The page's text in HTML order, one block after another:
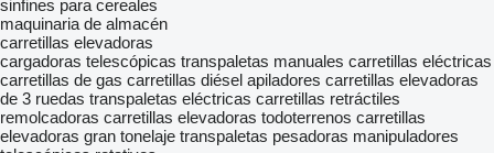
sinfines para cereales
maquinaria de almacén
carretillas elevadoras
cargadoras telescópicas transpaletas manuales carretillas eléctricas
carretillas de gas carretillas diésel apiladores carretillas elevadoras
de 3 ruedas transpaletas eléctricas carretillas retráctiles
remolcadoras carretillas elevadoras todoterrenos carretillas
elevadoras gran tonelaje transpaletas pesadoras manipuladores